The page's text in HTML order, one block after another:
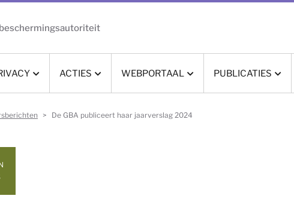
ACTIES WEBPORTAAL PUBLICATIES
De GBA publiceert haar jaarverslag 2024